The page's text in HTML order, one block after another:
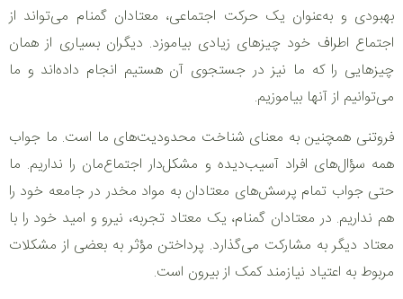
بهبودی و به‌عنوان یک حرکت اجتماعی، معتادان گمنام می‌تواند از
اجتماع اطراف خود چیزهای زیادی بیاموزد. دیگران بسیاری از همان
چیزهایی را که ما نیز در جستجوی آن هستیم انجام داده‌اند و ما
می‌توانیم از آنها بیاموزیم.
فروتنی همچنین به معنای شناخت محدودیت‌های ما است. ما جواب
همه سؤال‌های افراد آسیب‌دیده و مشکل‌دار اجتماع‌مان را نداریم. ما
حتی جواب تمام پرسش‌های معتادان به مواد مخدر در جامعه خود را
هم نداریم. در معتادان گمنام، یک معتاد تجربه، نیرو و امید خود را با
معتاد دیگر به مشارکت می‌گذارد. پرداختن مؤثر به بعضی از مشکلات
مربوط به اعتیاد نیازمند کمک از بیرون است.